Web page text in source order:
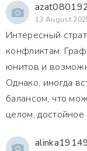
13 August
Интересный
конфликтам.
юнитов и
Однако, иногда
балансом, что
целом,